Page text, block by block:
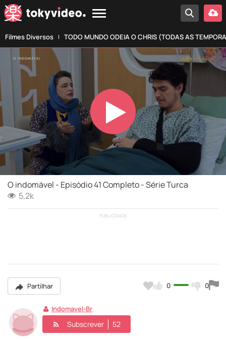
Filmes Diversos TODO MUNDO ODEIA O CHRIS (TODAS AS
Play
Video
O indomável - Episódio 41 Completo - Série Turca
5,2k
PUBLICIDADE
Partilhar 0 0
Indomavel-Br
Subscrever 52